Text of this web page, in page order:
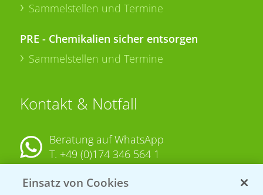
Sammelstellen und Termine
PRE - Chemikalien sicher entsorgen
Sammelstellen und Termine
Kontakt & Notfall
Beratung auf WhatsApp
T. +49 (0)174 346 564 1
KONTAKT
Einsatz von Cookies